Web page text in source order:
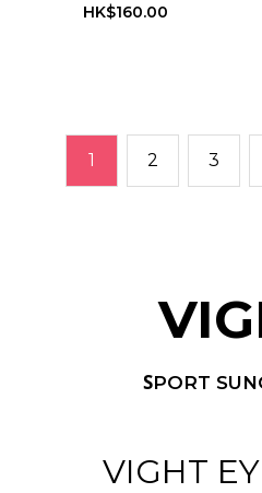
HK$160.00
1 2 3
SPORT
VIGHT